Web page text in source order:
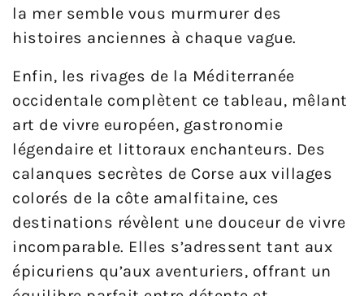
la mer semble vous murmurer des
histoires anciennes à chaque vague.
Enfin, les rivages de la Méditerranée
occidentale complètent ce tableau, mêlant
art de vivre européen, gastronomie
légendaire et littoraux enchanteurs. Des
calanques secrètes de Corse aux villages
colorés de la côte amalfitaine, ces
destinations révèlent une douceur de vivre
incomparable. Elles s’adressent tant aux
épicuriens qu’aux aventuriers, offrant un